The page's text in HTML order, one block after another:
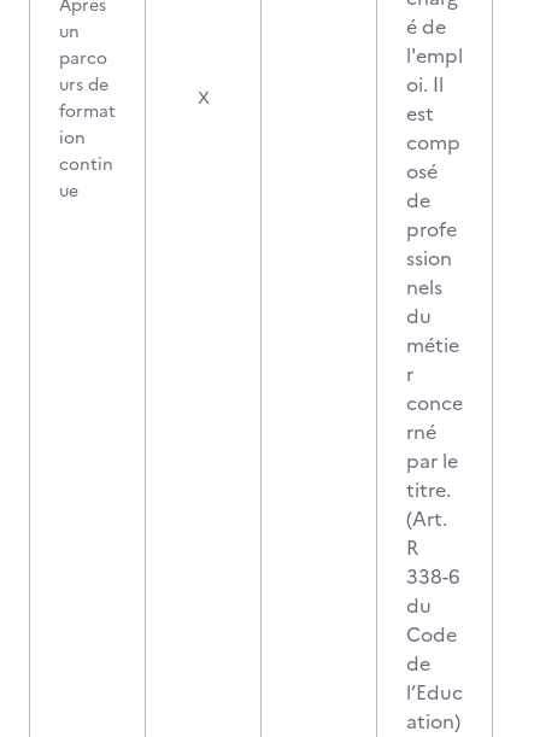
Après
un
parco
urs de
format
ion
contin
ue
X
é de
l'empl
oi. Il
est
comp
osé
de
profe
ssion
nels
du
métie
r
conce
rné
par le
titre.
(Art.
R
338-6
du
Code
de
l’Educ
ation)